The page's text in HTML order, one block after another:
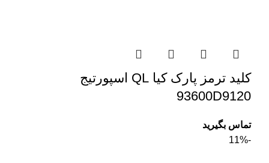
کلید ترمز پارک کیا QL اسپورتیج
93600D9120
تماس بگیرید
-11%